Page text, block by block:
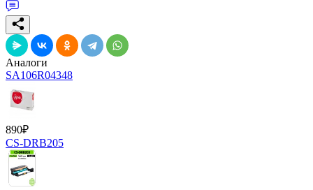
Аналоги
SA106R04348
890₽
CS-DRB205